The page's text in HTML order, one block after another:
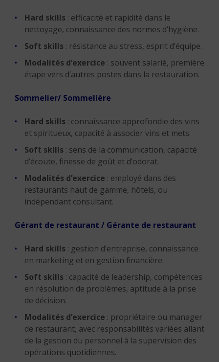
Hard skills : efficacité et rapidité dans le
nettoyage, connaissance des normes d’hygiène.
Soft skills : résistance au stress, esprit d’équipe.
Modalités d’exercice : souvent salarié, première
étape vers d’autres postes dans la restauration.
Sommelier/ Sommelière
Hard skills : connaissance approfondie des vins
et spiritueux, capacité à associer vins et mets.
Soft skills : sens de la communication, capacité
d’écoute, finesse de goût et d’odorat.
Modalités d’exercice : employé dans des
restaurants haut de gamme, hôtels, ou
indépendant consultant.
Gérant de restaurant / Gérante de restaurant
Hard skills : gestion d’entreprise, connaissance
en marketing et en gestion financière.
Soft skills : capacité de leadership, compétences
en résolution de problèmes, aptitude à la prise
de décision.
Modalités d’exercice : propriétaire ou manager
de restaurant, avec responsabilités variées allant
de la gestion du personnel à la supervision des
opérations quotidiennes.